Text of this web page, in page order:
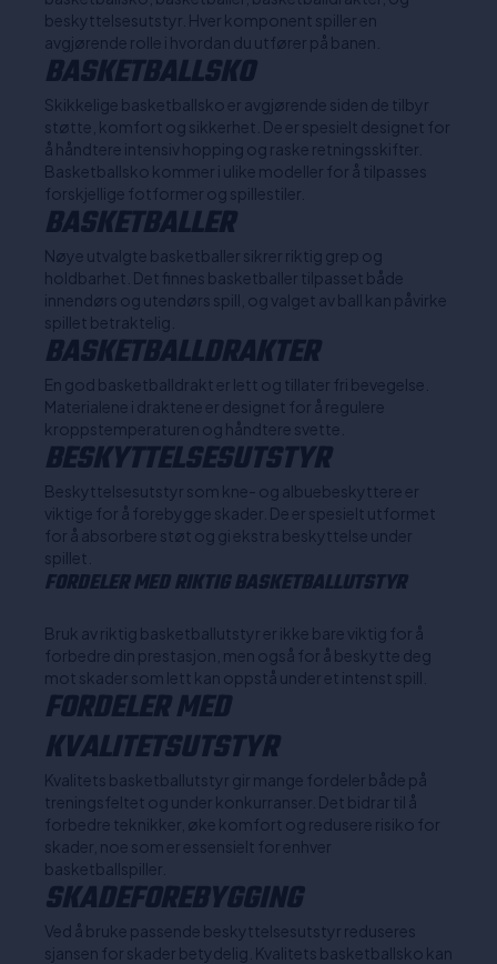
beskyttelsesutstyr. Hver komponent spiller en
avgjørende rolle i hvordan du utfører på banen.
BASKETBALLSKO
Skikkelige basketballsko er avgjørende siden de tilbyr
støtte, komfort og sikkerhet. De er spesielt designet for
å håndtere intensiv hopping og raske retningsskifter.
Basketballsko kommer i ulike modeller for å tilpasses
forskjellige fotformer og spillestiler.
BASKETBALLER
Nøye utvalgte basketballer sikrer riktig grep og
holdbarhet. Det finnes basketballer tilpasset både
innendørs og utendørs spill, og valget av ball kan påvirke
spillet betraktelig.
BASKETBALLDRAKTER
En god basketballdrakt er lett og tillater fri bevegelse.
Materialene i draktene er designet for å regulere
kroppstemperaturen og håndtere svette.
BESKYTTELSESUTSTYR
Beskyttelsesutstyr som kne- og albuebeskyttere er
viktige for å forebygge skader. De er spesielt utformet
for å absorbere støt og gi ekstra beskyttelse under
spillet.
FORDELER MED RIKTIG BASKETBALLUTSTYR
Bruk av riktig basketballutstyr er ikke bare viktig for å
forbedre din prestasjon, men også for å beskytte deg
mot skader som lett kan oppstå under et intenst spill.
FORDELER MED
KVALITETSUTSTYR
Kvalitets basketballutstyr gir mange fordeler både på
treningsfeltet og under konkurranser. Det bidrar til å
forbedre teknikker, øke komfort og redusere risiko for
skader, noe som er essensielt for enhver
basketballspiller.
SKADEFOREBYGGING
Ved å bruke passende beskyttelsesutstyr reduseres
sjansen for skader betydelig. Kvalitets basketballsko kan